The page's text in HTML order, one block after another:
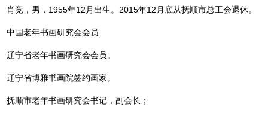
肖竞，男，1955年12月出生。2015年12月底从抚顺市总工会退休。
中国老年书画研究会会员
辽宁省老年书画研究会会员。
辽宁省博雅书画院签约画家。
抚顺市老年书画研究会书记，副会长；